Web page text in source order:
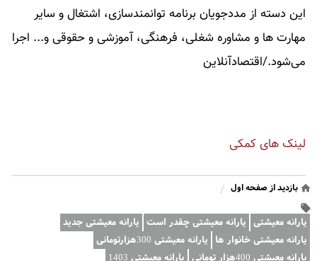
این دسته از مددجویان برنامه توانمندسازی، اشتغال و سایر
مهارت ها و مشاوره شغلی، فرهنگی، آموزشی و حقوقی و... اجرا
می‌شود./اقتصادآنلاین
لینک های کمکی
بازدید از صفحه اول /
یارانه معیشتی یارانه معیشتی چقدر است یارانه معیشتی جدید
یارانه معیشتی خانوار ها
یارانه معیشتی 300هزارتومانی
یارانه معیشتی 400هزار تومانی
یارانه معیشتی 1403